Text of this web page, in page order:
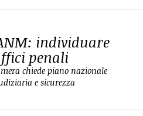
individuare
penali
chiede piano nazionale
e sicurezza